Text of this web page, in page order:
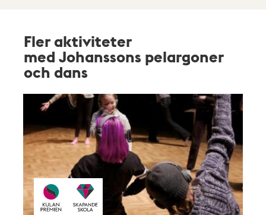
Fler aktiviteter
med Johanssons pelargoner
och dans